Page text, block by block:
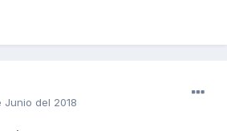
Junio del 2018